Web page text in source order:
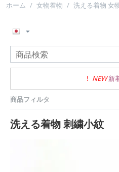
ホーム / 女物着物 / 洗える着物 女
! NEW 新
商品フィルタ
洗える着物 刺繍小紋